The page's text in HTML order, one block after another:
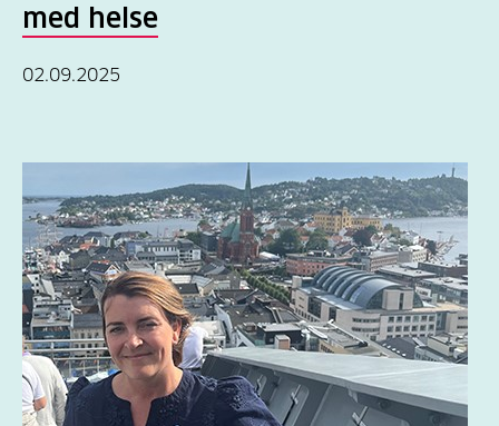
med helse
02.09.2025